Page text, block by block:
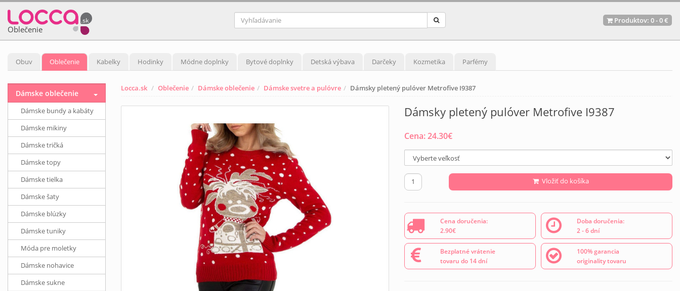
Oblečenie
Produktov: 0-0 €
Obuv Oblečenie Kabelky Hodinky Módne doplnky Bytové doplnky Detská výbava Darčeky Kozmetika Parfémy
Locca.sk Oblečenie Dámske oblečenie Dámske svetre a pulóvre Dámsky pletený pulóver Metrofive I9387
Dámsky pletený pulóver Metrofive I9387
Cena:24.30€
Vložiť do košíka
Cena doručenia:
2.90€
Doba doručenia:
2 - 6 dní
Bezplatné vrátenie
tovaru do 14 dní
100% garancia
originality tovaru
Dámske oblečenie
Dámske bundy a kabáty
Dámske mikiny
Dámske tričká
Dámske topy
Dámske tielka
Dámske šaty
Dámske blúzky
Dámske tuniky
Móda pre moletky
Dámske nohavice
Dámske sukne